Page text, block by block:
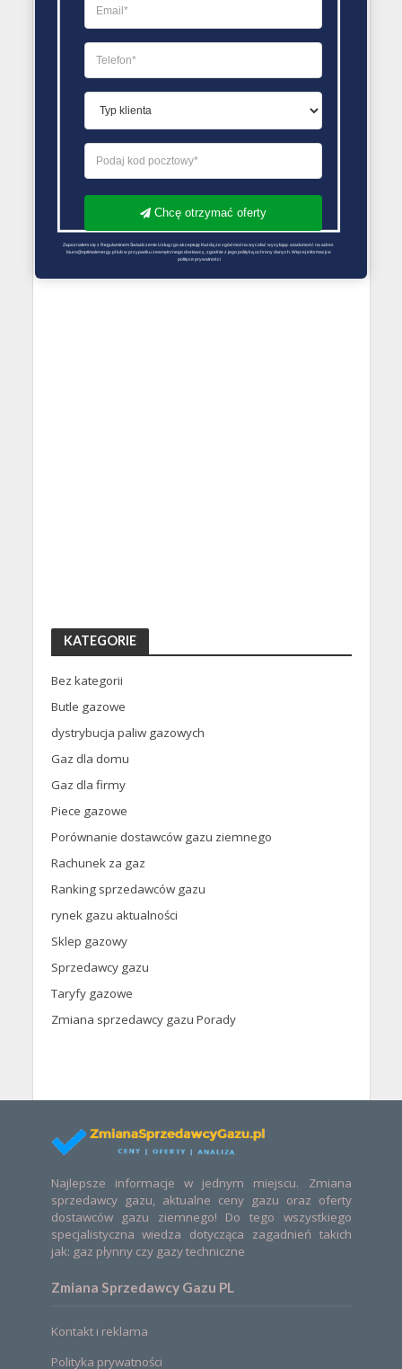
PORÓWNYWARKA OFERT GAZU
KATEGORIE
Bez kategorii
Butle gazowe
dystrybucja paliw gazowych
Gaz dla domu
Gaz dla firmy
Piece gazowe
Porównanie dostawców gazu ziemnego
Rachunek za gaz
Ranking sprzedawców gazu
rynek gazu aktualności
Sklep gazowy
Sprzedawcy gazu
Taryfy gazowe
Zmiana sprzedawcy gazu Porady
Najlepsze informacje w jednym miejscu. Zmiana
sprzedawcy gazu, aktualne ceny gazu oraz oferty
dostawców gazu ziemnego! Do tego wszystkiego
specjalistyczna wiedza dotycząca zagadnień takich
jak: gaz płynny czy gazy techniczne
Zmiana Sprzedawcy Gazu PL
Kontakt i reklama
Polityka prywatności
Chcę otrzymać oferty
Zapoznałem się z Regulaminem Świadczenie Usług i go akceptuję Każdą ze zgód można wycofać wysyłając wiadomość na adres
biuro@optimalenergy.pl lub w przypadku zewnętrznego dostawcy, zgodnie z jego polityką ochrony danych. Więcej informacji w
polityce prywatności